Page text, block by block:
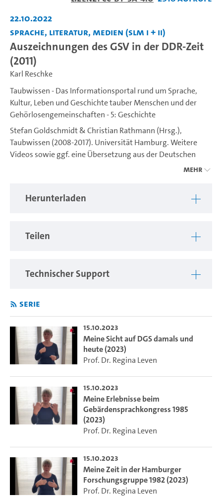
22.10.2022
Sprache, Literatur, Medien (SLM I + II)
Auszeichnungen des GSV in der DDR-Zeit
(2011)
Karl Reschke
Taubwissen - Das Informationsportal rund um Sprache,
Kultur, Leben und Geschichte tauber Menschen und der
Gehörlosengemeinschaften - 5: Geschichte
Stefan Goldschmidt & Christian Rathmann (Hrsg.),
Taubwissen (2008-2017). Universität Hamburg. Weitere
Videos sowie ggf. eine Übersetzung aus der Deutschen
Gebärdensprache und Kommunikation Gehörloser).
Mehr
Herunterladen
Teilen
Technischer Support
Serie
15.10.2023
Meine Sicht auf DGS damals und
heute (2023)
Prof. Dr. Regina Leven
15.10.2023
Meine Erlebnisse beim
Gebärdensprachkongress 1985
(2023)
Prof. Dr. Regina Leven
15.10.2023
Meine Zeit in der Hamburger
Forschungsgruppe 1982 (2023)
Prof. Dr. Regina Leven